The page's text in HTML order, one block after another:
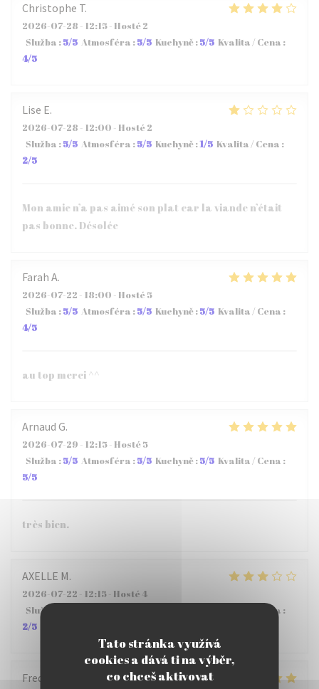
Tato stránka využívá
cookies a dává ti na výběr,
co chceš aktivovat
Christophe T
2026-07-28 - 12:15 - Hosté 2
Služba :5/5 Atmosféra :5/5 Kuchyně :5/5 Kvalita / Cena :
4/5
Lise E
2026-07-28 - 12:00 - Hosté 2
Služba :5/5 Atmosféra :5/5 Kuchyně :1/5 Kvalita / Cena :
2/5
Mon amie n’a pas aimé son plat car la viande n’était
pas bonne. Désolée
Farah A
2026-07-22 - 18:00 - Hosté 5
Služba :5/5 Atmosféra :5/5 Kuchyně :5/5 Kvalita / Cena :
4/5
au top merci ^^
Arnaud G
2026-07-29 - 12:15 - Hosté 5
Služba :5/5 Atmosféra :5/5 Kuchyně :5/5 Kvalita / Cena :
5/5
très bien.
AXELLE M
2026-07-22 - 12:15 - Hosté 4
Služba
Kvalita / Cena :
2/5
Frederic